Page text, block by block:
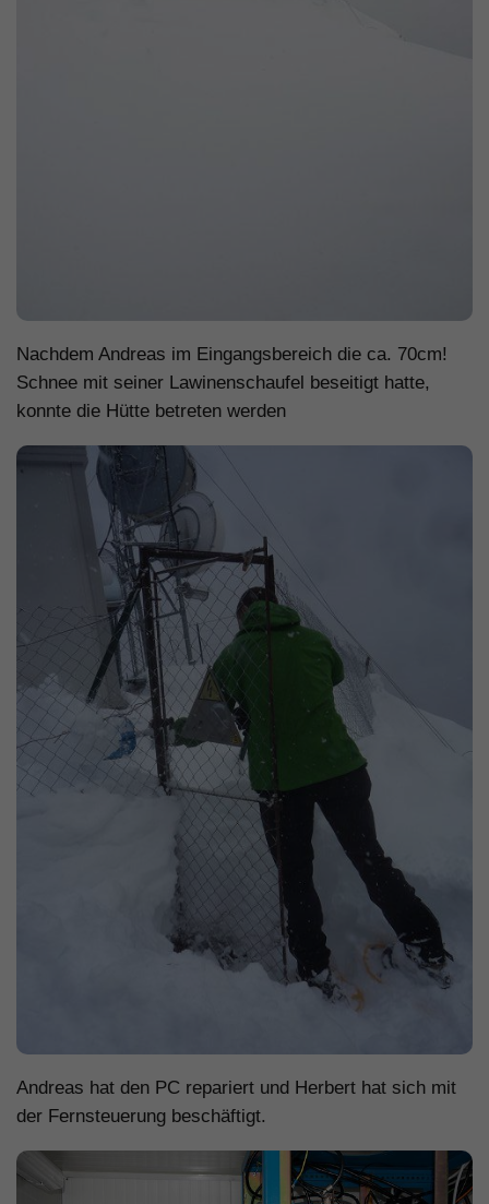
Nachdem Andreas im Eingangsbereich die ca. 70cm!
Schnee mit seiner Lawinenschaufel beseitigt hatte,
konnte die Hütte betreten werden
Andreas hat den PC repariert und Herbert hat sich mit
der Fernsteuerung beschäftigt.